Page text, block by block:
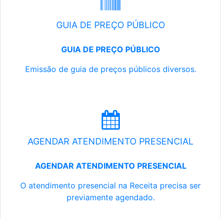
GUIA DE PREÇO PÚBLICO
GUIA DE PREÇO PÚBLICO
Emissão de guia de preços públicos diversos.
AGENDAR ATENDIMENTO PRESENCIAL
AGENDAR ATENDIMENTO PRESENCIAL
O atendimento presencial na Receita precisa ser
previamente agendado.